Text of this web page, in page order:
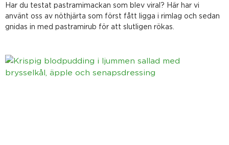
Har du testat pastramimackan som blev viral? Här har vi
använt oss av nöthjärta som först fått ligga i rimlag och sedan
gnidas in med pastramirub för att slutligen rökas.